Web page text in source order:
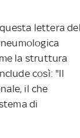
lettera del
la struttura
così: "Il
il che
di